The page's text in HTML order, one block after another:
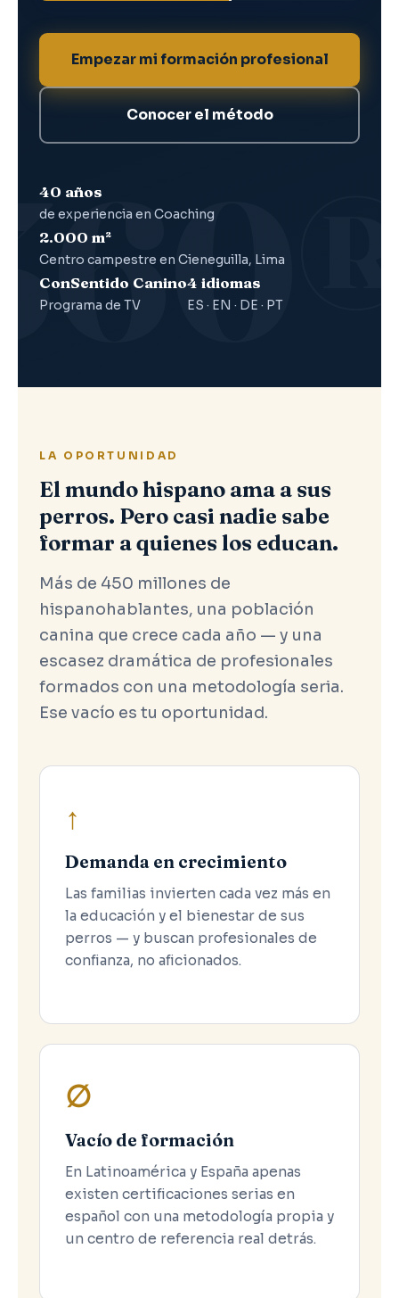
Empezar mi formación profesional
Conocer el método
40 años
de experiencia en Coaching
2.000 m²
Centro campestre en Cieneguilla, Lima
ConSentido Canino
Programa de TV
4 idiomas
ES · EN · DE · PT
LA OPORTUNIDAD
El mundo hispano ama a sus
perros. Pero casi nadie sabe
formar a quienes los educan.
Más de 450 millones de
hispanohablantes, una población
canina que crece cada año — y una
escasez dramática de profesionales
formados con una metodología seria.
Ese vacío es tu oportunidad.
↑
Demanda en crecimiento
Las familias invierten cada vez más en
la educación y el bienestar de sus
perros — y buscan profesionales de
confianza, no aficionados.
∅
Vacío de formación
En Latinoamérica y España apenas
existen certificaciones serias en
español con una metodología propia y
un centro de referencia real detrás.